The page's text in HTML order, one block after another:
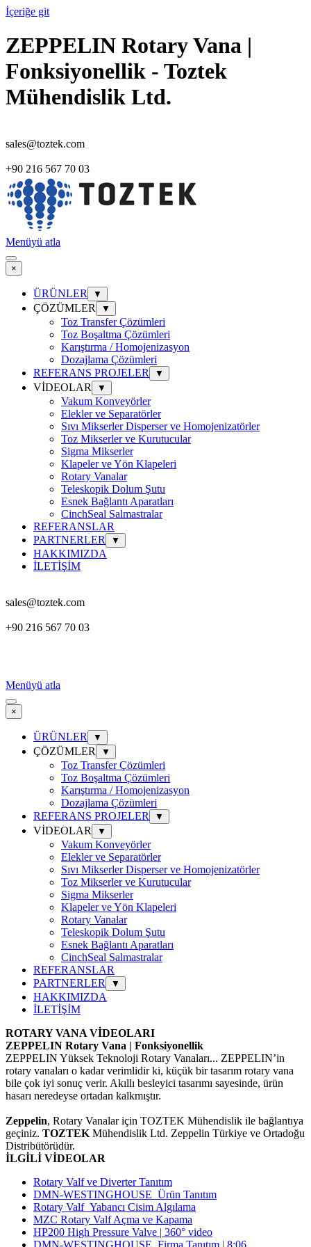
İçeriğe git
ZEPPELIN Rotary Vana |
Fonksiyonellik - Toztek
Mühendislik Ltd.
sales@toztek.com
+90 216 567 70 03
Menüyü atla
×
ÜRÜNLER ▼
ÇÖZÜMLER ▼
Toz Transfer Çözümleri
Toz Boşaltma Çözümleri
Karıştırma / Homojenizasyon
Dozajlama Çözümleri
REFERANS PROJELER
▼
VİDEOLAR ▼
Vakum Konveyörler
Elekler ve Separatörler
Sıvı Mikserler Disperser ve Homojenizatörler
Toz Mikserler ve Kurutucular
Sigma Mikserler
Klapeler ve Yön Klapeleri
Rotary Vanalar
Teleskopik Dolum Şutu
Esnek Bağlantı Aparatları
CinchSeal Salmastralar
REFERANSLAR
PARTNERLER
▼
HAKKIMIZDA
İLETİŞİM
sales@toztek.com
+90 216 567 70 03
Menüyü atla
×
ÜRÜNLER ▼
ÇÖZÜMLER ▼
Toz Transfer Çözümleri
Toz Boşaltma Çözümleri
Karıştırma / Homojenizasyon
Dozajlama Çözümleri
REFERANS PROJELER
▼
VİDEOLAR ▼
Vakum Konveyörler
Elekler ve Separatörler
Sıvı Mikserler Disperser ve Homojenizatörler
Toz Mikserler ve Kurutucular
Sigma Mikserler
Klapeler ve Yön Klapeleri
Rotary Vanalar
Teleskopik Dolum Şutu
Esnek Bağlantı Aparatları
CinchSeal Salmastralar
REFERANSLAR
PARTNERLER
▼
HAKKIMIZDA
İLETİŞİM
ROTARY VANA VİDEOLARI
ZEPPELIN Rotary Vana | Fonksiyonellik
ZEPPELIN Yüksek Teknoloji Rotary Vanaları... ZEPPELIN’in
rotary vanaları o kadar verimlidir ki, küçük bir tasarım rotary vana
bile çok iyi sonuç verir. Akıllı besleyici tasarımı sayesinde, ürün
hasarı neredeyse ortadan kalkmıştır.
Zeppelin, Rotary Vanalar için TOZTEK Mühendislik ile bağlantıya
geçiniz. TOZTEK Mühendislik Ltd. Zeppelin Türkiye ve Ortadoğu
Distribütörüdür.
İLGİLİ VİDEOLAR
Rotary Valf ve Diverter Tanıtım
DMN-WESTINGHOUSE Ürün Tanıtım
Rotary Valf Yabancı Cisim Algılama
MZC Rotary Valf Açma ve Kapama
HP200 High Pressure Valve | 360° video
DMN-WESTINGHOUSE Firma Tanıtım | 8:06